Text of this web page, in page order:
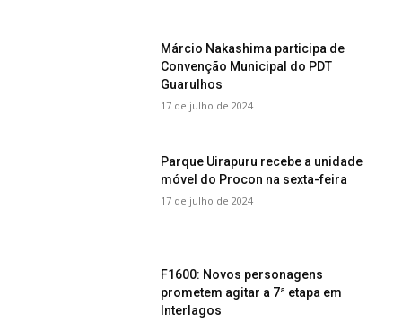
Márcio Nakashima participa de
Convenção Municipal do PDT
Guarulhos
17 de julho de 2024
Parque Uirapuru recebe a unidade
móvel do Procon na sexta-feira
17 de julho de 2024
F1600: Novos personagens
prometem agitar a 7ª etapa em
Interlagos